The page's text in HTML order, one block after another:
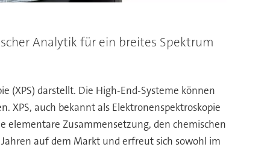
Analytik für ein breites Spektrum
(XPS) darstellt. Die High-End-Systeme können
XPS, auch bekannt als Elektronenspektroskopie
elementare Zusammensetzung, den chemischen
auf dem Markt und erfreut sich sowohl im